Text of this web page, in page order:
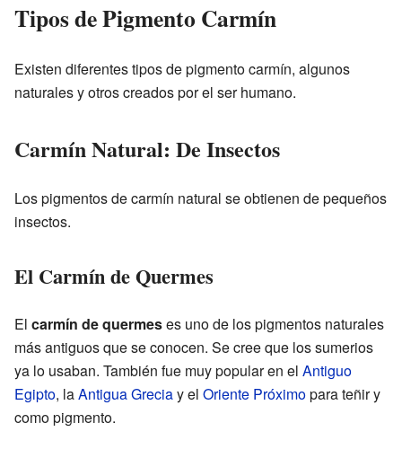
Tipos de Pigmento Carmín
Existen diferentes tipos de pigmento carmín, algunos
naturales y otros creados por el ser humano.
Carmín Natural: De Insectos
Los pigmentos de carmín natural se obtienen de pequeños
insectos.
El Carmín de Quermes
El carmín de quermeses uno de los pigmentos naturales
más antiguos que se conocen. Se cree que los sumerios
ya lo usaban. También fue muy popular en el Antiguo
Egipto, laAntigua Greciay el Oriente Próximopara teñir y
como pigmento.